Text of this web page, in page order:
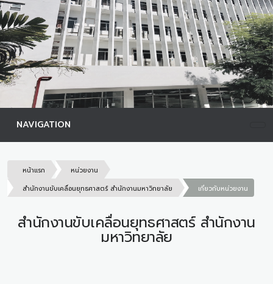
NAVIGATION
หน้าแรก
หน่วยงาน
สำนักงานขับเคลื่อนยุทธศาสตร์ สำนักงานมหาวิทยาลัย
เกี่ยวกับหน่วยงาน
สำนักงานขับเคลื่อนยุทธศาสตร์ สำนักงาน
มหาวิทยาลัย